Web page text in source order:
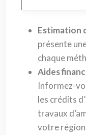
Estimation
présente
chaque
Aides
Informez-
les crédits
travaux
votre